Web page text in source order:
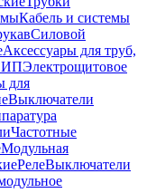
Кабель и системы
Силовой
Аксессуары для труб,
Электрощитовое
для
Выключатели
Частотные
Модульная
РелеВыключатели